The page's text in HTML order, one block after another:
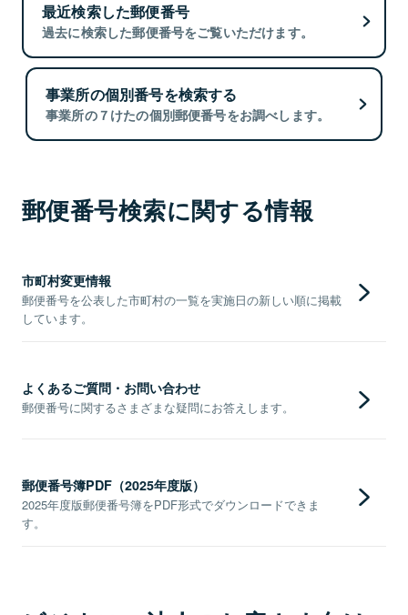
最近検索した郵便番号
過去に検索した郵便番号をご覧いただけます。
事業所の個別番号を検索する
事業所の７けたの個別郵便番号をお調べします。
郵便番号検索に関する情報
市町村変更情報
郵便番号を公表した市町村の一覧を実施日の新しい順に掲載
しています。
よくあるご質問・お問い合わせ
郵便番号に関するさまざまな疑問にお答えします。
郵便番号簿PDF（2025年度版）
2025年度版郵便番号簿をPDF形式でダウンロードできま
す。